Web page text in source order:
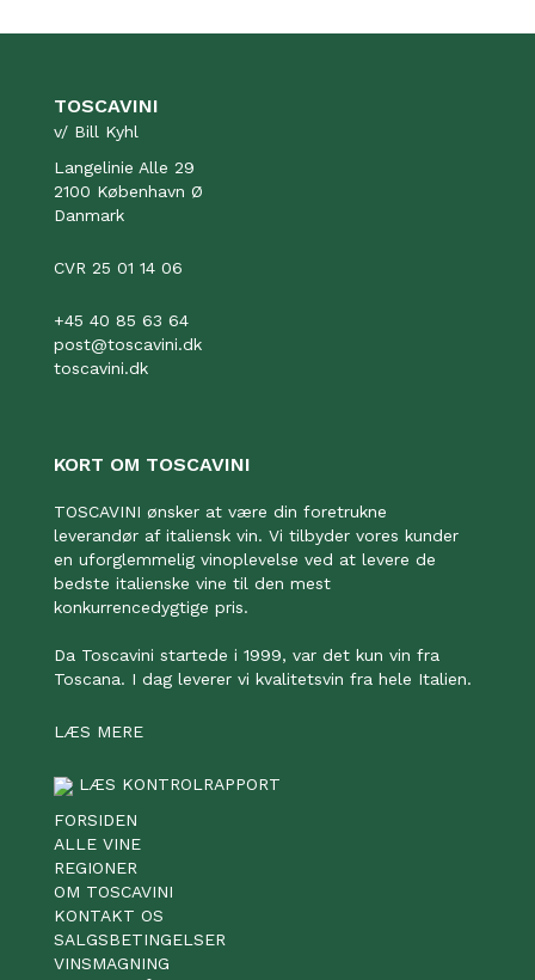
TOSCAVINI
v/ Bill Kyhl
Langelinie Alle 29
2100 København Ø
Danmark
CVR 25 01 14 06
+45 40 85 63 64
post@toscavini.dk
toscavini.dk
KORT OM TOSCAVINI
TOSCAVINI ønsker at være din foretrukne
leverandør af italiensk vin. Vi tilbyder vores kunder
en uforglemmelig vinoplevelse ved at levere de
bedste italienske vine til den mest
konkurrencedygtige pris.
Da Toscavini startede i 1999, var det kun vin fra
Toscana. I dag leverer vi kvalitetsvin fra hele Italien.
LÆS MERE
LÆS KONTROLRAPPORT
FORSIDEN
ALLE VINE
REGIONER
OM TOSCAVINI
KONTAKT OS
SALGSBETINGELSER
VINSMAGNING